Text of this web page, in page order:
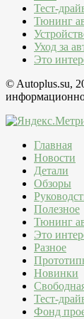
Тест-
Тюнинг
Уход за
Это
© Autoplus.su,
Главная
Новости
Детали
Обзоры
Полезное
Тюнинг
Это
Разное
Новинки
Тест-
Фонд